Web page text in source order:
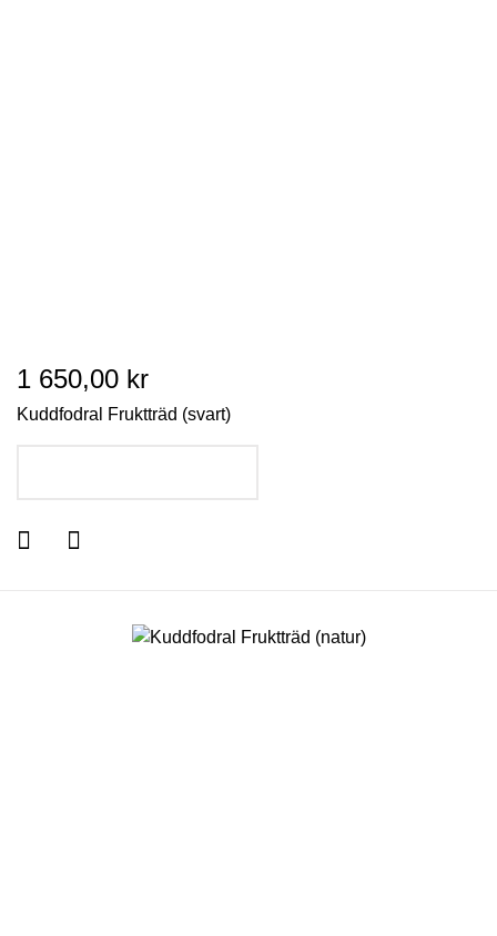
1 650,00 kr
Kuddfodral Fruktträd (svart)